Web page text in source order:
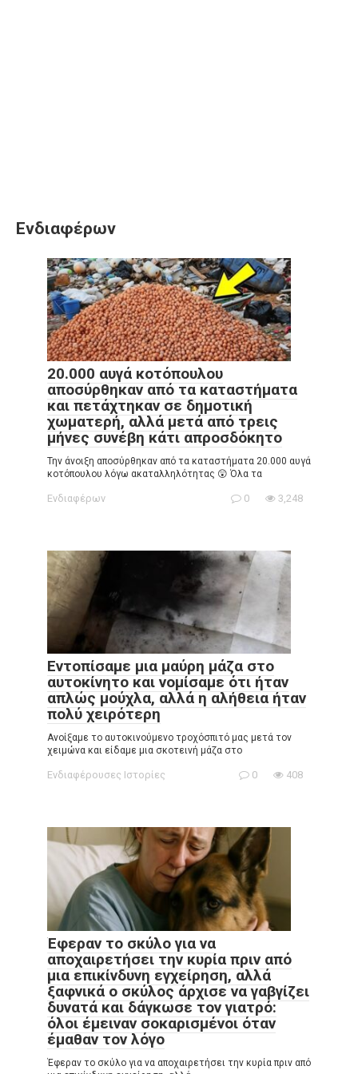
Ενδιαφέρων
20.000 αυγά κοτόπουλου
αποσύρθηκαν από τα καταστήματα
και πετάχτηκαν σε δημοτική
χωματερή, αλλά μετά από τρεις
μήνες συνέβη κάτι απροσδόκητο
Την άνοιξη αποσύρθηκαν από τα καταστήματα 20.000 αυγά
κοτόπουλου λόγω ακαταλληλότητας 😲 Όλα τα
Ενδιαφέρων 0 3,248
Εντοπίσαμε μια μαύρη μάζα στο
αυτοκίνητο και νομίσαμε ότι ήταν
απλώς μούχλα, αλλά η αλήθεια ήταν
πολύ χειρότερη
Ανοίξαμε το αυτοκινούμενο τροχόσπιτό μας μετά τον
χειμώνα και είδαμε μια σκοτεινή μάζα στο
Ενδιαφέρουσες Ιστορίες 0 408
Έφεραν το σκύλο για να
αποχαιρετήσει την κυρία πριν από
μια επικίνδυνη εγχείρηση, αλλά
ξαφνικά ο σκύλος άρχισε να γαβγίζει
δυνατά και δάγκωσε τον γιατρό:
όλοι έμειναν σοκαρισμένοι όταν
έμαθαν τον λόγο
Έφεραν το σκύλο για να αποχαιρετήσει την κυρία πριν από